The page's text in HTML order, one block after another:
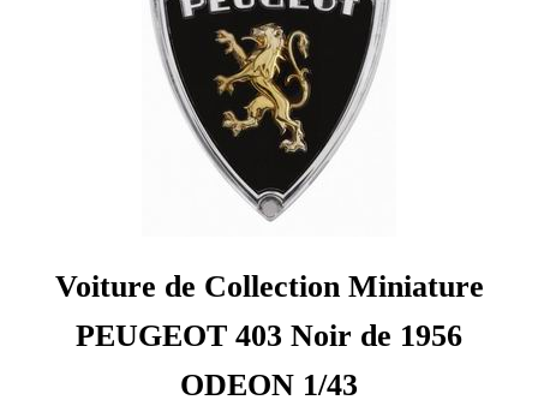
Voiture de Collection Miniature
PEUGEOT 403 Noir de 1956
ODEON 1/43